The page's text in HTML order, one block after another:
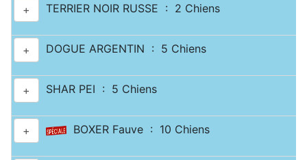
+ TERRIER NOIR RUSSE : 2 Chiens
+ DOGUE ARGENTIN : 5 Chiens
+ SHAR PEI : 5 Chiens
+ BOXER Fauve : 10 Chiens